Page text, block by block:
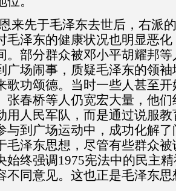
来先于毛泽东去世后，右派
毛泽东的健康状况也明显恶
。部分群众被邓小平胡耀邦
广场闹事，质疑毛泽东的领
歌功颂德。当时一些人甚至
张春桥等人仍宽宏大量，他
用人民军队，而是通过说服
与到广场运动中，成功化解
毛泽东思想，尽管有些群众
始终强调 1975宪法中的民主
不同意见。这也正是毛泽东